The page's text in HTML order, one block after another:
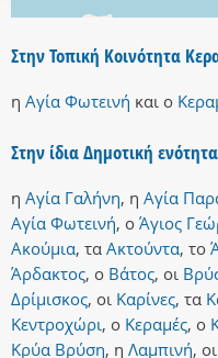
Στην Τοπική Κοινότητα
η Αγία Φωτεινή και ο
Στην ίδια Δημοτική
η Αγία Γαλήνη, η Αγία
Αγία Φωτεινή, ο Άγιος
Ακούμια, τα Ακτούντα, το
Άρδακτος, ο Βάτος, οι
Δρίμισκος, οι Καρίνες, τα
Κεντροχώρι, ο Κεραμές, ο
Κρύα Βρύση, η Λαμπινή, οι